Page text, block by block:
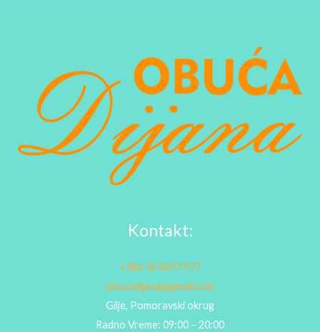
Kontakt:
+381 35 8477 977
obucadijana@gmail.com
Gilje, Pomoravski okrug
Radno Vreme: 09:00 – 20:00